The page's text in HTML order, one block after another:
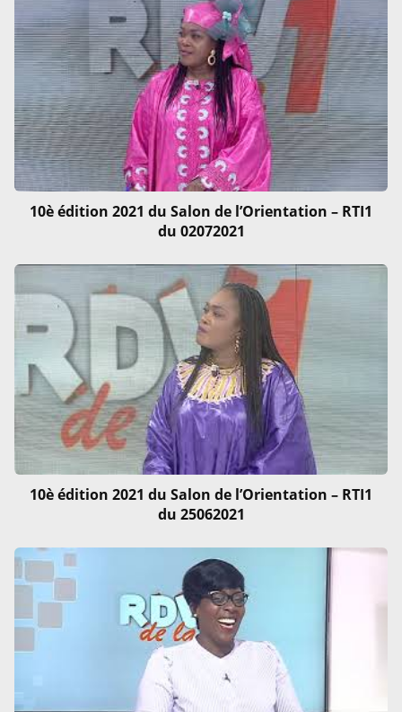
10è édition 2021 du Salon de l’Orientation – RTI1
du 02072021
10è édition 2021 du Salon de l’Orientation – RTI1
du 25062021